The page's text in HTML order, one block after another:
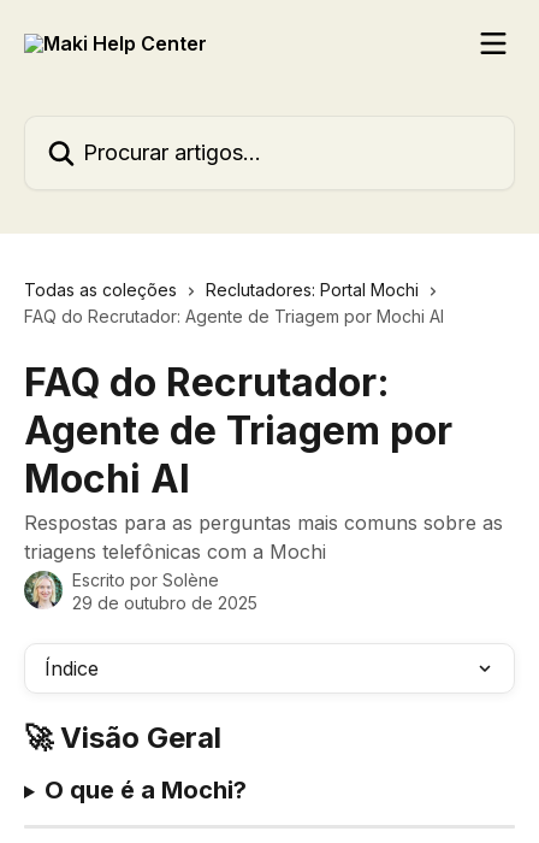
Todas as coleções
Reclutadores: Portal Mochi
FAQ do Recrutador: Agente de Triagem por Mochi AI
FAQ do Recrutador:
Agente de Triagem por
Mochi AI
Respostas para as perguntas mais comuns sobre as
triagens telefônicas com a Mochi
Escrito por Solène
29 de outubro de 2025
Índice
🚀 Visão Geral
O que é a Mochi?